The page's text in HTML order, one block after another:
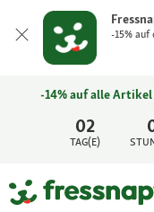
-15% auf
02
TAG(E)
-14% auf alle